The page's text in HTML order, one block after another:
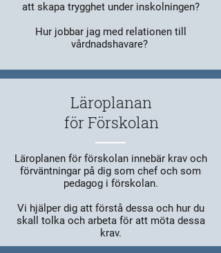
att skapa trygghet under inskolningen?
Hur jobbar jag med relationen till
vårdnadshavare?
Läroplanan
för Förskolan
Läroplanen för förskolan innebär krav och
förväntningar på dig som chef och som
pedagog i förskolan.
Vi hjälper dig att förstå dessa och hur du
skall tolka och arbeta för att möta dessa
krav.